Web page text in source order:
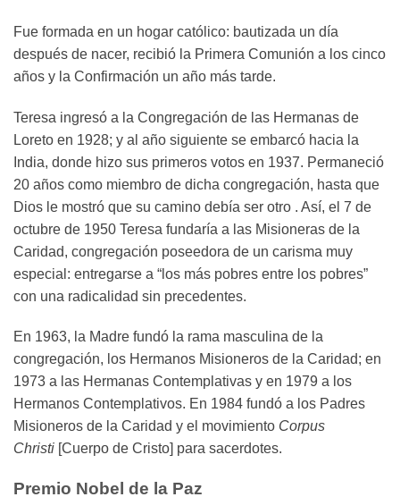
Fue formada en un hogar católico: bautizada un día
después de nacer, recibió la Primera Comunión a los cinco
años y la Confirmación un año más tarde.
Teresa ingresó a la Congregación de las Hermanas de
Loreto en 1928; y al año siguiente se embarcó hacia la
India, donde hizo sus primeros votos en 1937. Permaneció
20 años como miembro de dicha congregación, hasta que
Dios le mostró que su camino debía ser otro . Así, el 7 de
octubre de 1950 Teresa fundaría a las Misioneras de la
Caridad, congregación poseedora de un carisma muy
especial: entregarse a “los más pobres entre los pobres”
con una radicalidad sin precedentes.
En 1963, la Madre fundó la rama masculina de la
congregación, los Hermanos Misioneros de la Caridad; en
1973 a las Hermanas Contemplativas y en 1979 a los
Hermanos Contemplativos. En 1984 fundó a los Padres
Misioneros de la Caridad y el movimiento Corpus
Christi [Cuerpo de Cristo] para sacerdotes.
Premio Nobel de la Paz